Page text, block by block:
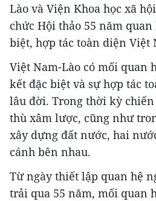
Lào và Viện Khoa học xã
chức Hội thảo 55 năm
biệt, hợp tác toàn diện Việt
Việt Nam-Lào có mối quan
kết đặc biệt và sự hợp tác
lâu đời. Trong thời kỳ
thù xâm lược, cũng như
xây dựng đất nước, hai
cánh bên nhau.
Từ ngày thiết lập quan hệ
trải qua 55 năm, mối quan